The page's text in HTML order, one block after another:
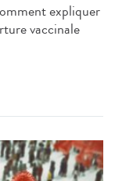
expliquer
vaccinale